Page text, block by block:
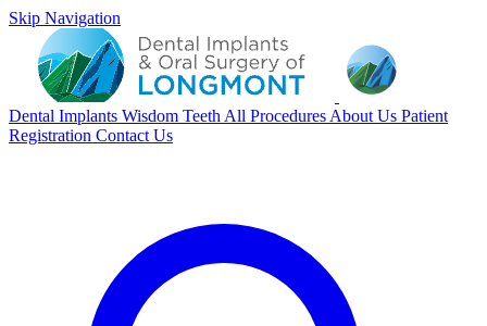
Skip Navigation
Dental Implants Wisdom Teeth All Procedures About Us Patient
Registration Contact Us